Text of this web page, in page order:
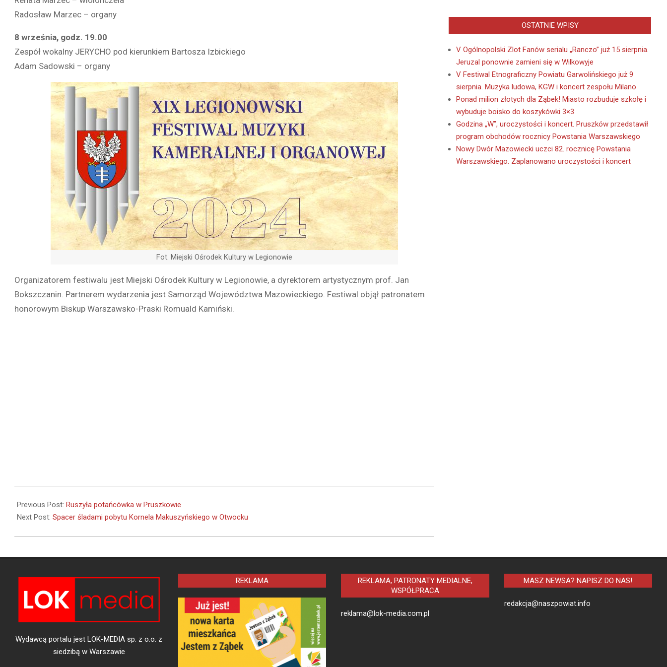
Radosław Marzec – organy
8 września, godz. 19.00
Zespół wokalny JERYCHO pod kierunkiem Bartosza Izbickiego
Adam Sadowski – organy
Fot. Miejski Ośrodek Kultury w Legionowie
Organizatorem festiwalu jest Miejski Ośrodek Kultury w Legionowie, a dyrektorem artystycznym prof. Jan
Bokszczanin. Partnerem wydarzenia jest Samorząd Województwa Mazowieckiego. Festiwal objął patronatem
honorowym Biskup Warszawsko-Praski Romuald Kamiński.
07-
27
Previous Post: Ruszyła potańcówka w Pruszkowie
Next Post: Spacer śladami pobytu Kornela Makuszyńskiego w Otwocku
OSTATNIE WPISY
V Ogólnopolski Zlot Fanów serialu „Ranczo” już 15 sierpnia.
Jeruzal ponownie zamieni się w Wilkowyje
V Festiwal Etnograficzny Powiatu Garwolińskiego już 9
sierpnia. Muzyka ludowa, KGW i koncert zespołu Milano
Ponad milion złotych dla Ząbek! Miasto rozbuduje szkołę i
wybuduje boisko do koszykówki 3×3
Godzina „W”, uroczystości i koncert. Pruszków przedstawił
program obchodów rocznicy Powstania Warszawskiego
Nowy Dwór Mazowiecki uczci 82. rocznicę Powstania
Warszawskiego. Zaplanowano uroczystości i koncert
Wydawcą portalu jest LOK-MEDIA sp. z o.o. z
siedzibą w Warszawie
REKLAMA
REKLAMA, PATRONATY MEDIALNE,
WSPÓŁPRACA
reklama@lok-media.com.pl
MASZ NEWSA? NAPISZ DO NAS!
redakcja@naszpowiat.info